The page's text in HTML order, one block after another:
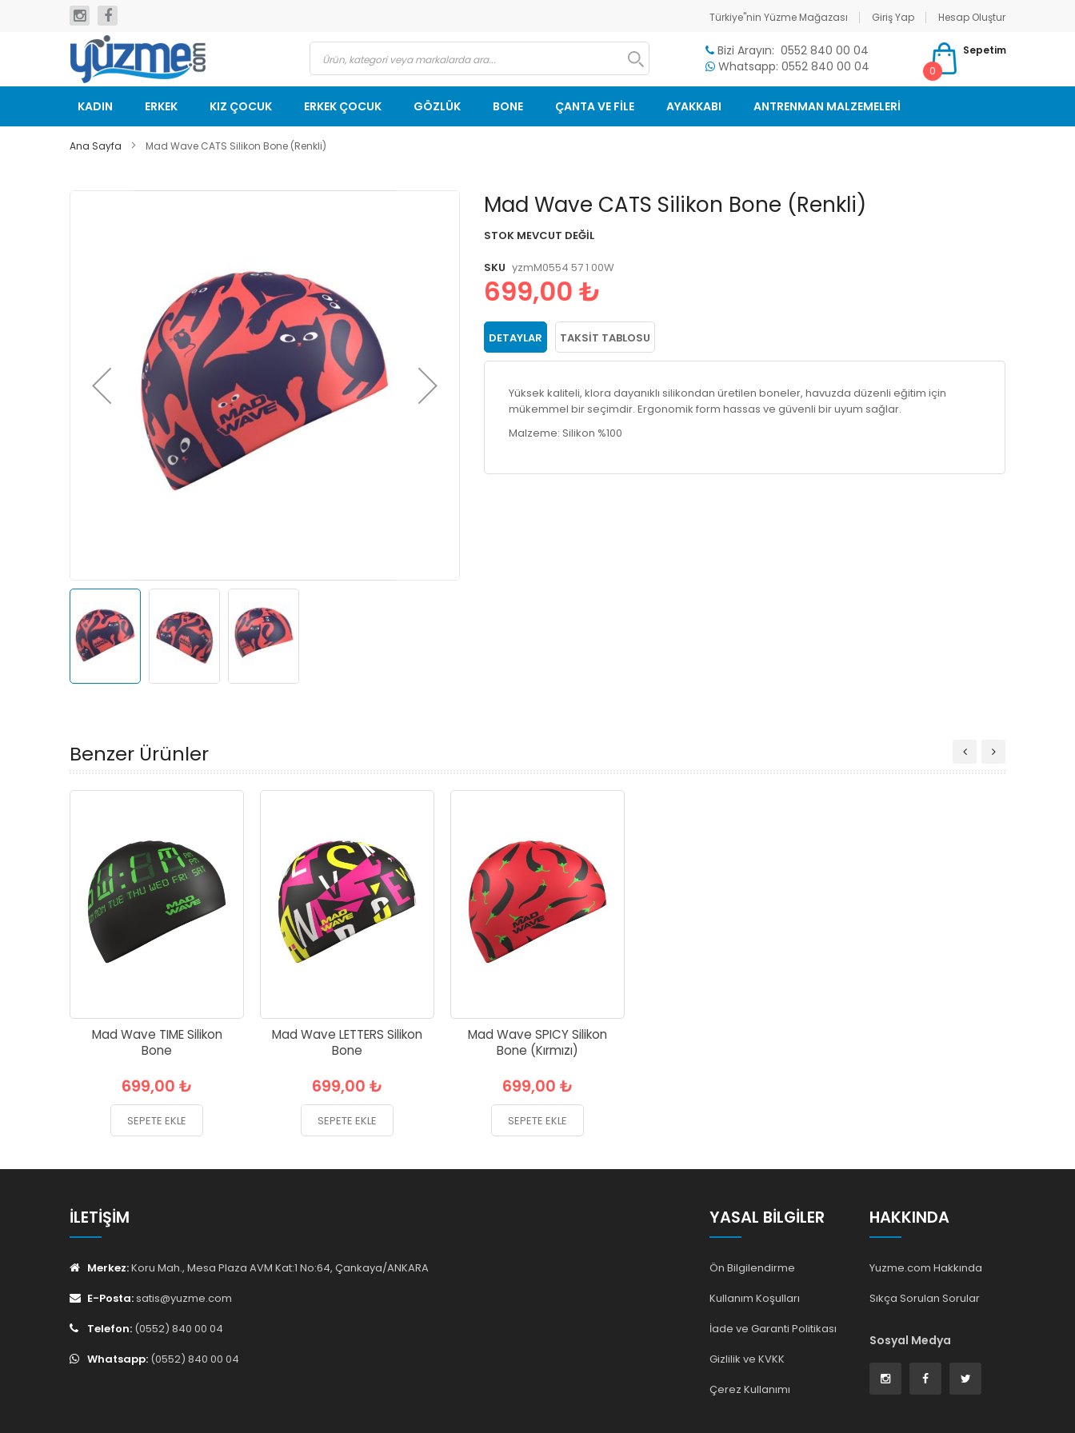
Türkiye"nin Yüzme Mağazası Giriş Yap
Hesap Oluştur
geç
Bizi Arayın: 0552 840 00 04
Whatsapp: 0552 840 00 04
Sepetim
0
KADIN ERKEK KIZ ÇOCUK ERKEK ÇOCUK GÖZLÜK BONE ÇANTA VE FİLE AYAKKABI ANTRENMAN MALZEMELERİ
Ana Sayfa Mad Wave CATS Silikon Bone (Renkli)
Mad Wave CATS Silikon Bone (Renkli)
STOK MEVCUT DEĞIL
SKU yzmM0554 57 1 00W
699,00 ₺
DETAYLAR TAKSIT TABLOSU
Yüksek kaliteli, klora dayanıklı silikondan üretilen boneler, havuzda düzenli eğitim için
mükemmel bir seçimdir. Ergonomik form hassas ve güvenli bir uyum sağlar.
Malzeme: Silikon %100
Resim
galerisinin
başlangıcına
Benzer Ürünler
Mad Wave TIME Silikon
Bone
699,00 ₺
SEPETE EKLE
Mad Wave LETTERS Silikon
Bone
699,00 ₺
SEPETE EKLE
Mad Wave SPICY Silikon
Bone (Kırmızı)
699,00 ₺
SEPETE EKLE
İLETIŞIM
Merkez:Koru Mah., Mesa Plaza AVM Kat:1 No:64, Çankaya/ANKARA
E-Posta:satis@yuzme.com
Telefon: (0552) 840 00 04
Whatsapp: (0552) 840 00 04
YASAL BILGILER
Ön Bilgilendirme
Kullanım Koşulları
İade ve Garanti Politikası
Gizlilik ve KVKK
Çerez Kullanımı
HAKKINDA
Yuzme.com Hakkında
Sıkça Sorulan Sorular
Sosyal Medya